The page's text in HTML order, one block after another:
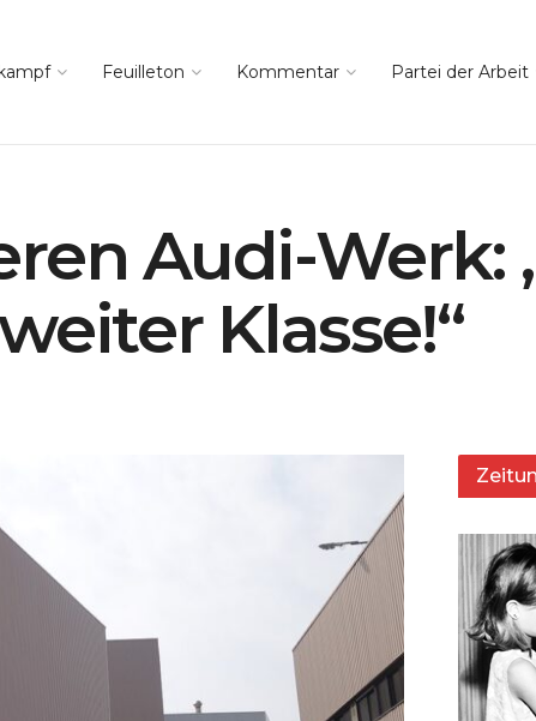
Feuilleton Kommentar Partei der Arbeit
Audi-Werk:
Klasse!“